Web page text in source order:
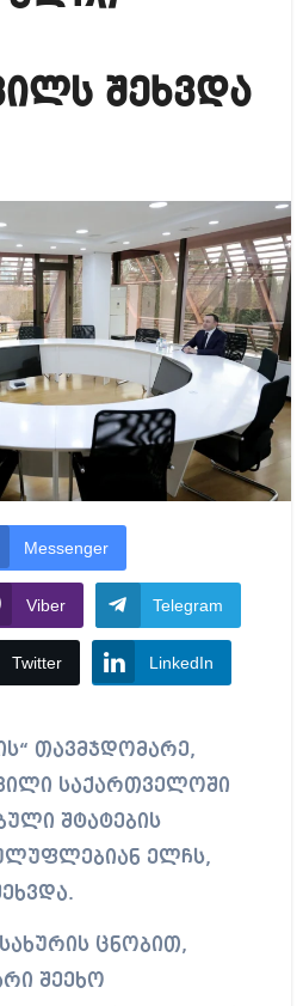
შეხვდა
Messenger
Viber Telegram
Twitter LinkedIn
საქართველოში
შტატების
ელჩს,
ცნობით,
შეეხო